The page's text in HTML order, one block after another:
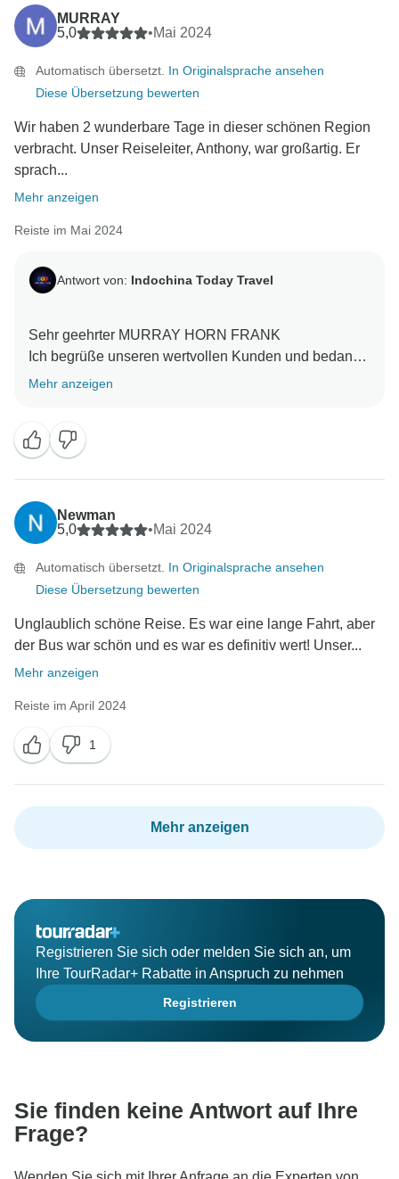
erneut zu bedienen und Sie wieder in unserer Familie
willkommen zu heißen. Ich möchte Ihnen noch einmal
für Ihre unerschütterliche Unterstützung danken und
wünsche Ihnen eine unglaubliche Zukunft mit Liebe.
Indochina Today Travel Kundenservice.
MURRAY
5,0
•Mai 2024
Automatisch übersetzt. In Originalsprache ansehen
Diese Übersetzung bewerten
Wir haben 2 wunderbare Tage in dieser schönen Region
verbracht. Unser Reiseleiter, Anthony, war großartig. Er
sprach...
Mehr anzeigen
Reiste im Mai 2024
Antwort von: Indochina Today Travel
Sehr geehrter MURRAY HORN FRANK
Ich begrüße unseren wertvollen Kunden und bedanke
mich aufrichtig für Ihre warmen und schönen
möchte Ihnen im Namen meines gesamten Personals
herzlich danken. Ich hoffe, dass wir bald die
Gelegenheit haben werden, Sie erneut zu bedienen
und Sie wieder in unserer Familie willkommen zu
heißen. Ich möchte Ihnen noch einmal für Ihre
unerschütterliche Unterstützung danken und wünsche
Ihnen eine unglaubliche Zukunft mit Liebe.
Indochina Today Travel Kundenservice.
Mehr anzeigen
Newman
5,0
•Mai 2024
Automatisch übersetzt. In Originalsprache ansehen
Diese Übersetzung bewerten
Unglaublich schöne Reise. Es war eine lange Fahrt, aber
der Bus war schön und es war es definitiv wert! Unser...
Mehr anzeigen
Reiste im April 2024
1
Mehr anzeigen
Registrieren Sie sich oder melden Sie sich an, um
Ihre TourRadar+ Rabatte in Anspruch zu nehmen
Registrieren
Sie finden keine Antwort auf Ihre
Frage?